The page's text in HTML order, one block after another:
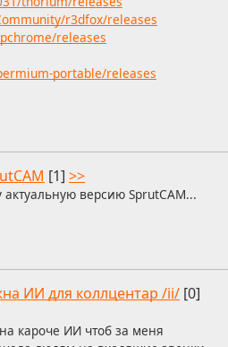
r3dfox/releases
releases
portable/releases
[1] >>
версию SprutCAM...
ИИ для коллцентар /ii/ [0]
кароче ИИ чтоб за меня